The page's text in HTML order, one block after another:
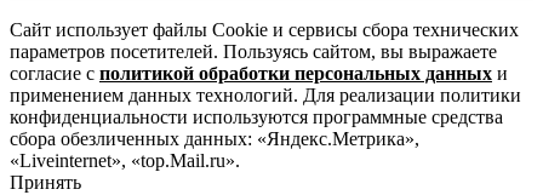
Сайт использует файлы Cookie и сервисы сбора технических
параметров посетителей. Пользуясь сайтом, вы выражаете
согласие с политикой обработки персональных данных и
применением данных технологий. Для реализации политики
конфиденциальности используются программные средства
сбора обезличенных данных: «Яндекс.Метрика»,
«Liveinternet», «top.Mail.ru».
Принять